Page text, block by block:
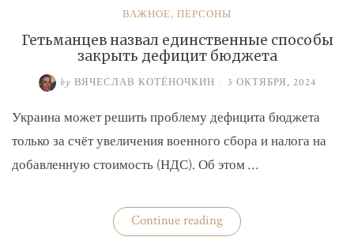
ВАЖНОЕ, ПЕРСОНЫ
Гетьманцев назвал единственные способы
закрыть дефицит бюджета
by ВЯЧЕСЛАВ КОТЁНОЧКИН / 3 ОКТЯБРЯ, 2024
Украина может решить проблему дефицита бюджета
только за счёт увеличения военного сбора и налога на
добавленную стоимость (НДС). Об этом …
Continue reading«Гетьманцев
назвал